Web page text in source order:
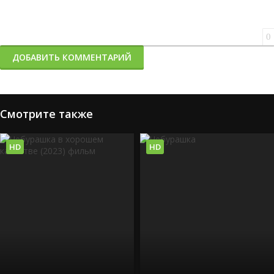
0
ДОБАВИТЬ КОММЕНТАРИЙ
Смотрите также
HD HD